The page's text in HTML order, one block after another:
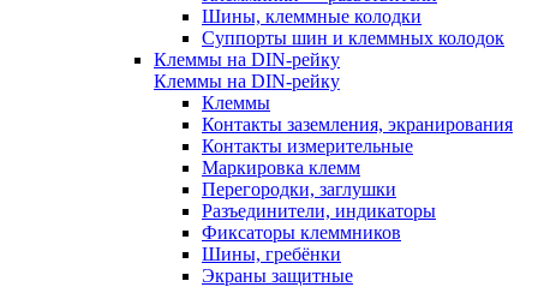
Шины, клеммные колодки
Суппорты шин и клеммных колодок
Клеммы на DIN-рейку
Клеммы на DIN-рейку
Клеммы
Контакты заземления, экранирования
Контакты измерительные
Маркировка клемм
Перегородки, заглушки
Разъединители, индикаторы
Фиксаторы клеммников
Шины, гребёнки
Экраны защитные